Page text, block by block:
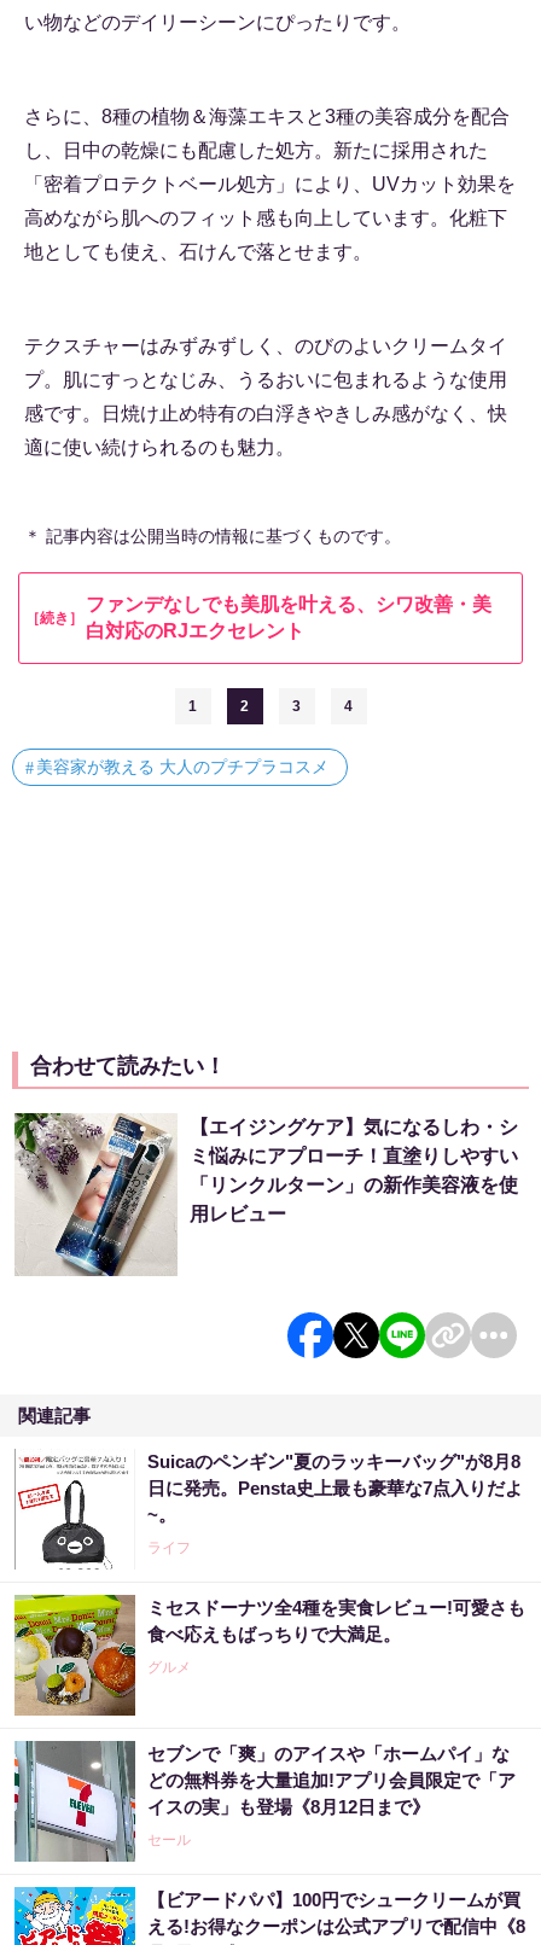
い物などのデイリーシーンにぴったりです。
さらに、8種の植物＆海藻エキスと3種の美容成分を配合
し、日中の乾燥にも配慮した処方。新たに採用された
「密着プロテクトベール処方」により、UVカット効果を
高めながら肌へのフィット感も向上しています。化粧下
地としても使え、石けんで落とせます。
テクスチャーはみずみずしく、のびのよいクリームタイ
プ。肌にすっとなじみ、うるおいに包まれるような使用
感です。日焼け止め特有の白浮きやきしみ感がなく、快
適に使い続けられるのも魅力。
＊ 記事内容は公開当時の情報に基づくものです。
［続き］
ファンデなしでも美肌を叶える、シワ改善・美
白対応のRJエクセレント
1 2 3 4
美容家が教える 大人のプチプラコスメ
合わせて読みたい！
【エイジングケア】気になるしわ・シ
ミ悩みにアプローチ！直塗りしやすい
「リンクルターン」の新作美容液を使
用レビュー
関連記事
Suicaのペンギン"夏のラッキーバッグ"が8月8
日に発売。Pensta史上最も豪華な7点入りだよ
~。
ライフ
ミセスドーナツ全4種を実食レビュー!可愛さも
食べ応えもばっちりで大満足。
グルメ
セブンで「爽」のアイスや「ホームパイ」な
どの無料券を大量追加!アプリ会員限定で「ア
イスの実」も登場《8月12日まで》
セール
【ビアードパパ】100円でシュークリームが買
える!お得なクーポンは公式アプリで配信中《8